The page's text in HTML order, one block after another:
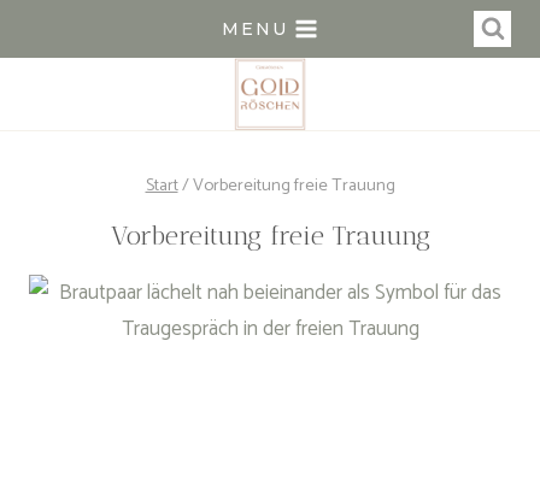
Inhalt
MENU
Start/Vorbereitung freie Trauung
Vorbereitung freie Trauung